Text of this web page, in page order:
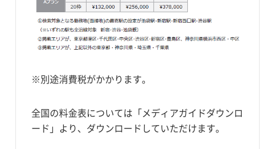
※別途消費税がかかります。
全国の料金表については「メディアガイドダウンロ
ード」より、ダウンロードしていただけます。